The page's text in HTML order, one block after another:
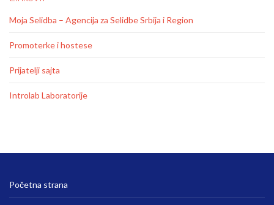
Moja Selidba – Agencija za Selidbe Srbija i Region
Promoterke i hostese
Prijatelji sajta
Introlab Laboratorije
Početna strana